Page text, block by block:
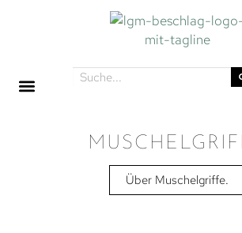
Über Muschelgriffe.